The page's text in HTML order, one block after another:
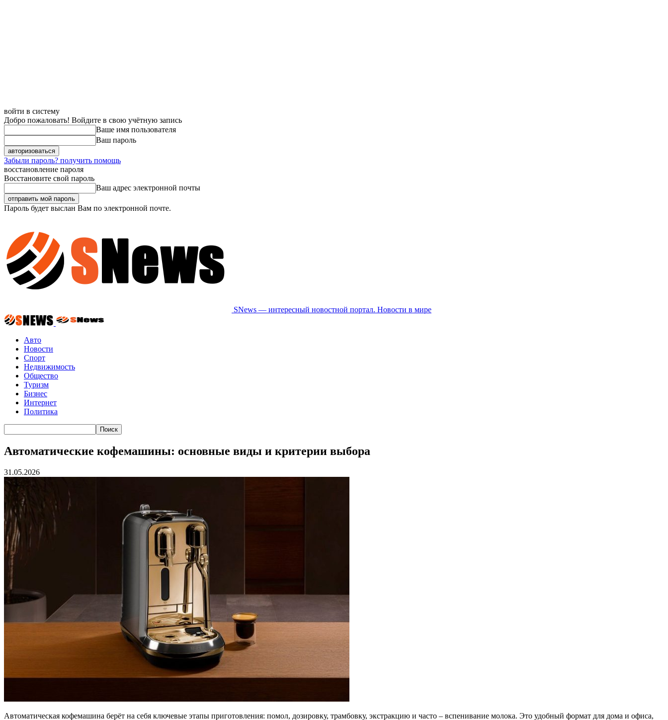
войти в систему
Добро пожаловать! Войдите в свою учётную запись
Ваше имя пользователя
Ваш пароль
Забыли пароль? получить помощь
восстановление пароля
Восстановите свой пароль
Ваш адрес электронной почты
Пароль будет выслан Вам по электронной почте.
SNews — интересный новостной портал. Новости в мире
Авто
Новости
Спорт
Недвижимость
Общество
Туризм
Бизнес
Интернет
Политика
Автоматические кофемашины: основные виды и критерии выбора
31.05.2026
Автоматическая кофемашина берёт на себя ключевые этапы приготовления: помол, дозировку, трамбовку, экстракцию и часто – вспенивание молока. Это удобный формат для дома и офиса,